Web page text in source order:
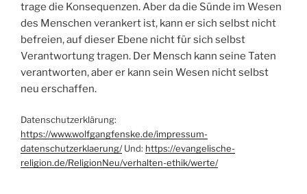
trage die Konsequenzen. Aber da die Sünde im Wesen
des Menschen verankert ist, kann er sich selbst nicht
befreien, auf dieser Ebene nicht für sich selbst
Verantwortung tragen. Der Mensch kann seine Taten
verantworten, aber er kann sein Wesen nicht selbst
neu erschaffen.
Datenschutzerklärung:
https://www.wolfgangfenske.de/impressum-
datenschutzerklaerung/Und: https://evangelische-
religion.de/ReligionNeu/verhalten-ethik/werte/